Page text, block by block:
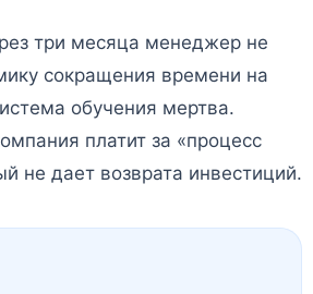
три месяца менеджер не
сокращения времени на
обучения мертва.
платит за «процесс
не дает возврата инвестиций.